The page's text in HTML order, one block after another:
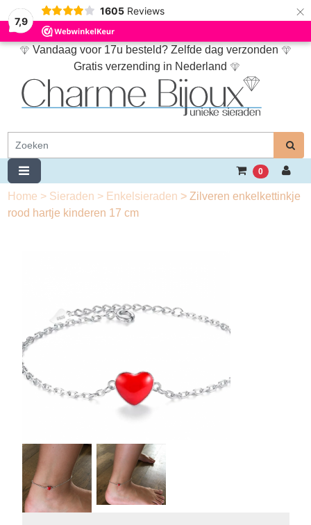
7,9
1605 Reviews ×
Vandaag voor 17u besteld? Zelfde dag verzonden
Gratis verzending in Nederland
0
Home > Sieraden > Enkelsieraden > Zilveren enkelkettinkje
rood hartje kinderen 17 cm